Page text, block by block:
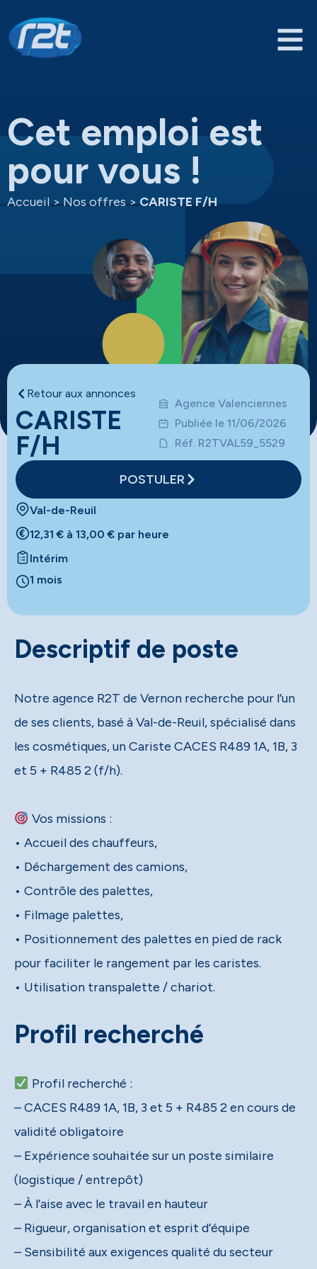
Cet emploi est
pour vous !
Accueil > Nos offres > CARISTE F/H
Retour aux annonces
CARISTE
F/H
Agence Valenciennes
Publiée le 11/06/2026
Réf. R2TVAL59_5529
POSTULER
Val-de-Reuil
12,31 € à 13,00 € par heure
Intérim
1 mois
Descriptif de poste
Notre agence R2T de Vernon recherche pour l’un
de ses clients, basé à Val-de-Reuil, spécialisé dans
les cosmétiques, un Cariste CACES R489 1A, 1B, 3
et 5 + R485 2 (f/h).
Vos missions :
• Accueil des chauffeurs,
• Déchargement des camions,
• Contrôle des palettes,
• Filmage palettes,
• Positionnement des palettes en pied de rack
pour faciliter le rangement par les caristes.
• Utilisation transpalette / chariot.
Profil recherché
Profil recherché :
– CACES R489 1A, 1B, 3 et 5 + R485 2 en cours de
validité obligatoire
– Expérience souhaitée sur un poste similaire
(logistique / entrepôt)
– À l’aise avec le travail en hauteur
– Rigueur, organisation et esprit d’équipe
– Sensibilité aux exigences qualité du secteur